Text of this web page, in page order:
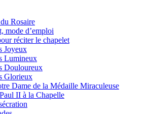
Rosaire
mode d’emploi
réciter le chapelet
Joyeux
Lumineux
Douloureux
Glorieux
Dame de la Médaille Miraculeuse
II à la Chapelle